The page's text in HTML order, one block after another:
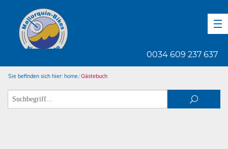
0034 609 237 637
Sie befinden sich hier: home Gästebuch